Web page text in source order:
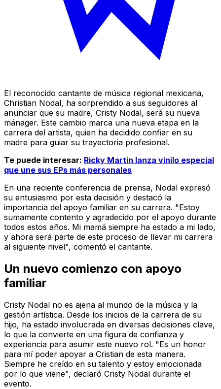
El reconocido cantante de música regional mexicana,
Christian Nodal, ha sorprendido a sus seguidores al
anunciar que su madre, Cristy Nodal, será su nueva
mánager. Este cambio marca una nueva etapa en la
carrera del artista, quien ha decidido confiar en su
madre para guiar su trayectoria profesional.
Te puede interesar: Ricky Martin lanza vinilo especial
que une sus EPs más personales
En una reciente conferencia de prensa, Nodal expresó
su entusiasmo por esta decisión y destacó la
importancia del apoyo familiar en su carrera. "Estoy
sumamente contento y agradecido por el apoyo durante
todos estos años. Mi mamá siempre ha estado a mi lado,
y ahora será parte de este proceso de llevar mi carrera
al siguiente nivel", comentó el cantante.
Un nuevo comienzo con apoyo
familiar
Cristy Nodal no es ajena al mundo de la música y la
gestión artística. Desde los inicios de la carrera de su
hijo, ha estado involucrada en diversas decisiones clave,
lo que la convierte en una figura de confianza y
experiencia para asumir este nuevo rol. "Es un honor
para mí poder apoyar a Cristian de esta manera.
Siempre he creído en su talento y estoy emocionada
por lo que viene", declaró Cristy Nodal durante el
evento.